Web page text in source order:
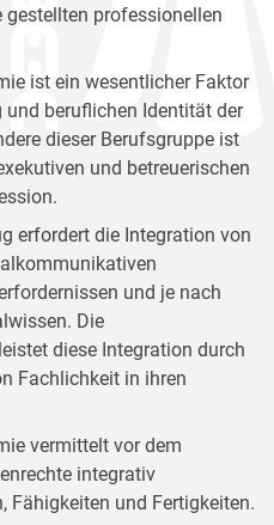
gestellten professionellen
ist ein wesentlicher Faktor
beruflichen Identität der
dieser Berufsgruppe ist
und betreuerischen
erfordert die Integration von
und je nach
Die
diese Integration durch
Fachlichkeit in ihren
vermittelt vor dem
integrativ
Fähigkeiten und Fertigkeiten.